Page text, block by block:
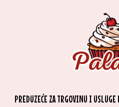
PREDUZEĆE ZA TRGOVINU I